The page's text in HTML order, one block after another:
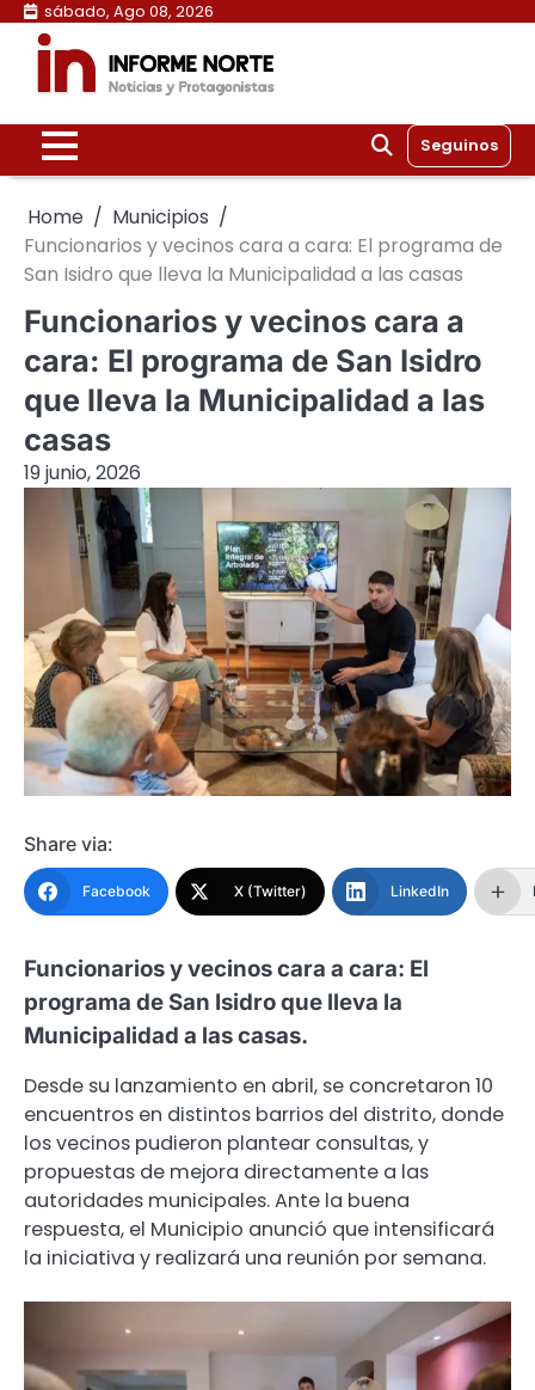
Skip
content
sábado, Ago 08, 2026
Seguinos
Home
Municipios
Funcionarios y vecinos cara a cara: El programa de
San Isidro que lleva la Municipalidad a las casas
Funcionarios y vecinos cara a
cara: El programa de San Isidro
que lleva la Municipalidad a las
casas
19 junio, 2026
Share via:
Facebook X (Twitter) LinkedIn
Funcionarios y vecinos cara a cara: El
programa de San Isidro que lleva la
Municipalidad a las casas.
Desde su lanzamiento en abril, se concretaron 10
encuentros en distintos barrios del distrito, donde
los vecinos pudieron plantear consultas, y
propuestas de mejora directamente a las
autoridades municipales. Ante la buena
respuesta, el Municipio anunció que intensificará
la iniciativa y realizará una reunión por semana.